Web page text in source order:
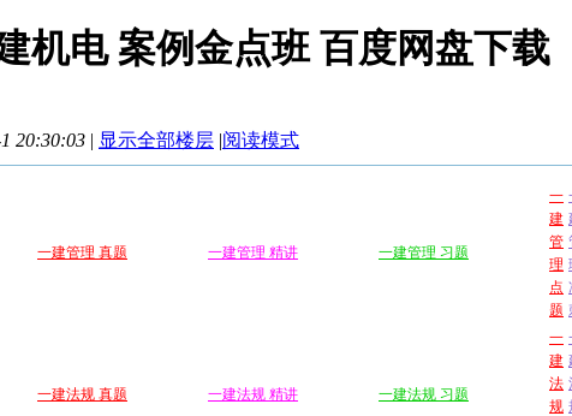
机电 案例金点班 百度网盘下载
20:30:03 | 显示全部楼层 |阅读模式
一建管理 真题 一建管理 精讲 一建管理 习题
一
建
管
理
点
题
一建法规 真题 一建法规 精讲 一建法规 习题
一
建
法
规